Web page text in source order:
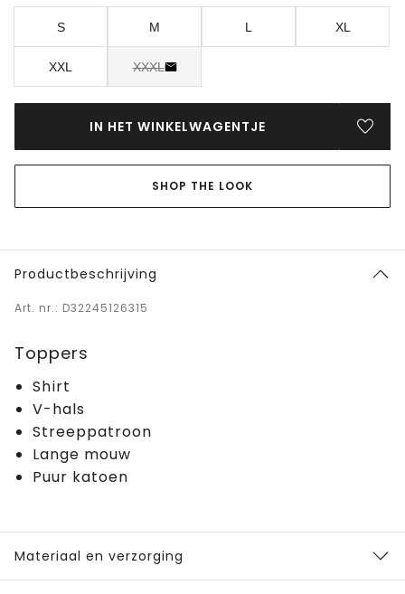
S M L XL
XXL XXXL
IN HET WINKELWAGENTJE
SHOP THE LOOK
Productbeschrijving
Art. nr.: D32245126315
Toppers
Shirt
V-hals
Streeppatroon
Lange mouw
Puur katoen
Materiaal en verzorging